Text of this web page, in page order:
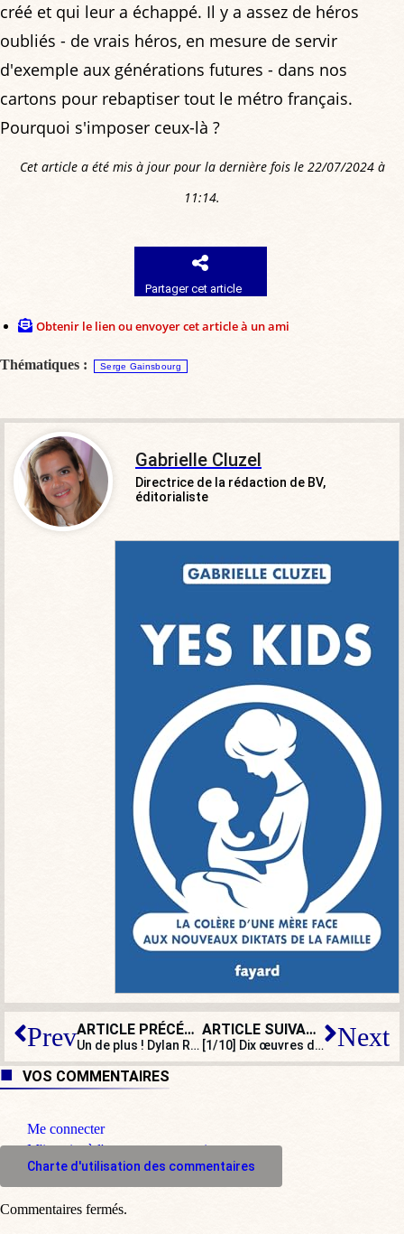
créé et qui leur a échappé. Il y a assez de héros
oubliés - de vrais héros, en mesure de servir
d'exemple aux générations futures - dans nos
cartons pour rebaptiser tout le métro français.
Pourquoi s'imposer ceux-là ?
Cet article a été mis à jour pour la dernière fois le 22/07/2024 à
11:14.
Partager cet article
Obtenir le lien ou envoyer cet article à un ami
Thématiques : Serge Gainsbourg
Gabrielle Cluzel
Directrice de la rédaction de BV,
éditorialiste
Prev ARTICLE PRÉCÉDENT
Un de plus ! Dylan Robert, petit ange déchu du cinéma français
ARTICLE SUIVANT
[1/10] Dix œuvres d’art qui vont heurter certains élèves Next
VOS COMMENTAIRES
Me connecter
M'inscrire à l'espace commentaire
Charte d'utilisation des commentaires
Commentaires fermés.